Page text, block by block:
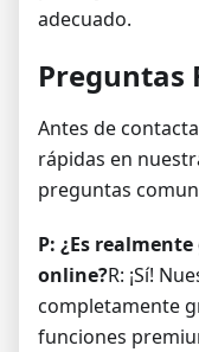
adecuado.
Preguntas
Antes de
rápidas en
preguntas
P: ¿Es
online?R: ¡Sí!
completamente
funciones